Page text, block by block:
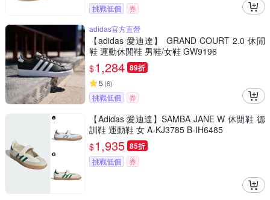
挑戰低價
券
adidas官方直營
【adidas 愛迪達】 GRAND COURT 2.0 休閒
鞋 運動休閒鞋 男鞋/女鞋 GW9196
$1,284 89折
5 (6)
挑戰低價 券
【Adidas 愛迪達】SAMBA JANE W 休閒鞋 德
訓鞋 運動鞋 女 A-KJ3785 B-IH6485
$1,935 85折
挑戰低價 券